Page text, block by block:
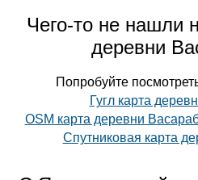
Чего-то не нашли
деревни
Попробуйте
Гугл карта
OSM карта деревни
Спутниковая карта